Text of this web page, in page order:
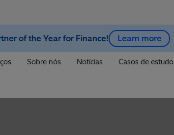
of the Year for Finance! Learn more
Sobre nós Notícias Casos de estudo